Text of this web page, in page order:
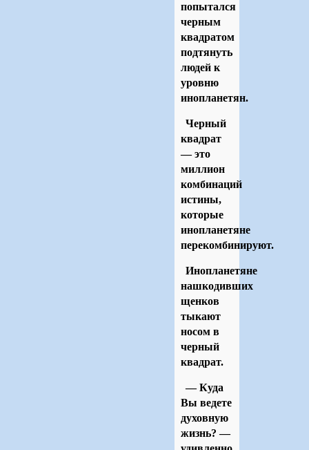
попытался
черным
квадратом
подтянуть
людей к
уровню
инопланетян.
Черный
квадрат
— это
миллион
комбинаций
истины,
которые
инопланетяне
перекомбинируют.
Инопланетяне
нашкодивших
щенков
тыкают
носом в
черный
квадрат.
— Куда
Вы ведете
духовную
жизнь? —